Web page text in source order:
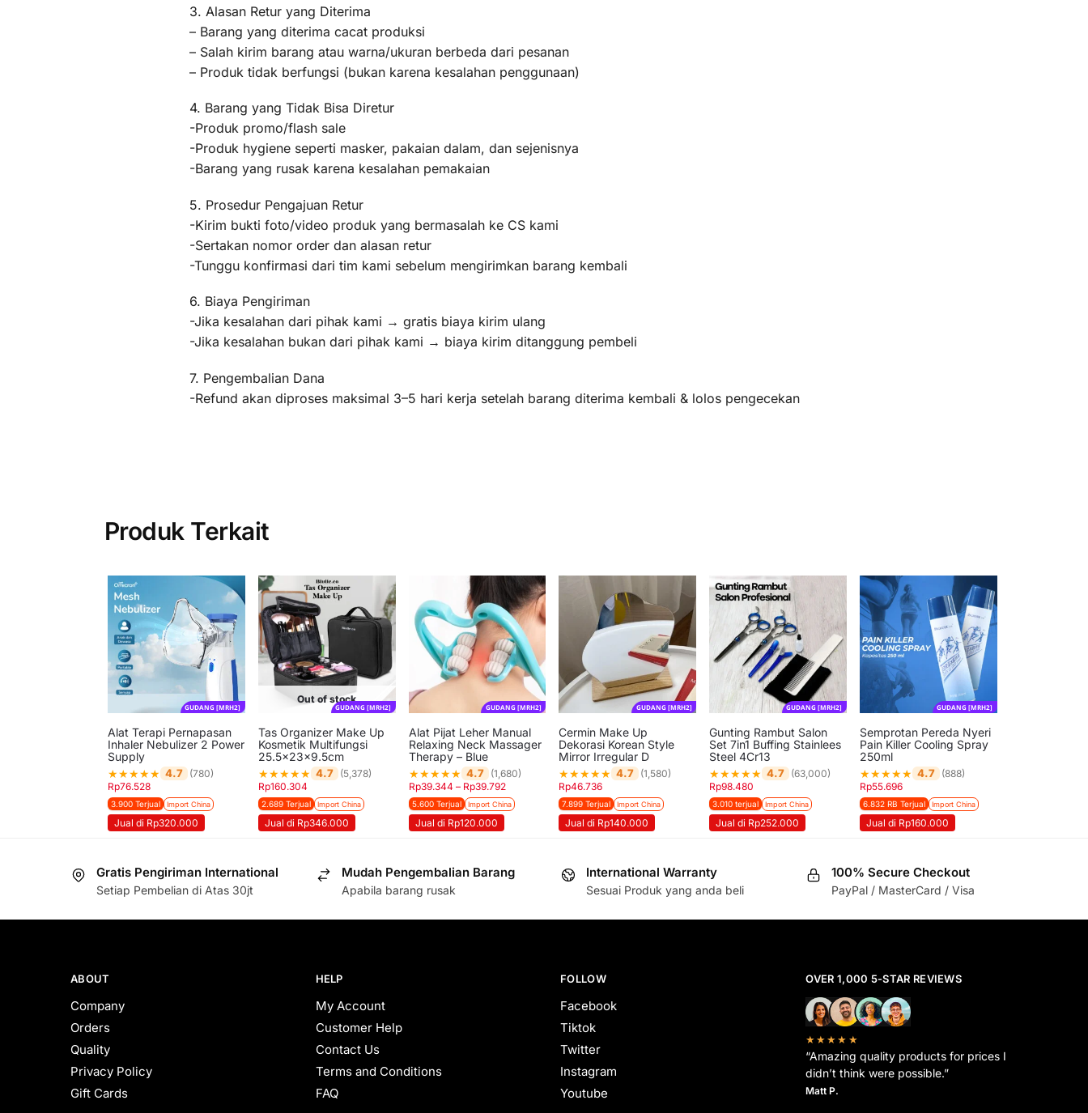
3. Alasan Retur yang Diterima
– Barang yang diterima cacat produksi
– Salah kirim barang atau warna/ukuran berbeda dari pesanan
– Produk tidak berfungsi (bukan karena kesalahan penggunaan)
4. Barang yang Tidak Bisa Diretur
-Produk promo/flash sale
-Produk hygiene seperti masker, pakaian dalam, dan sejenisnya
-Barang yang rusak karena kesalahan pemakaian
5. Prosedur Pengajuan Retur
-Kirim bukti foto/video produk yang bermasalah ke CS kami
-Sertakan nomor order dan alasan retur
-Tunggu konfirmasi dari tim kami sebelum mengirimkan barang kembali
6. Biaya Pengiriman
-Jika kesalahan dari pihak kami → gratis biaya kirim ulang
-Jika kesalahan bukan dari pihak kami → biaya kirim ditanggung pembeli
7. Pengembalian Dana
-Refund akan diproses maksimal 3–5 hari kerja setelah barang diterima kembali & lolos pengecekan
Produk Terkait
GUDANG [MRH2]
Alat Terapi Pernapasan
Inhaler Nebulizer 2 Power
Supply
★★★★★ 4.7
(780)
Rp76.528
3.900 Terjual Import China
Jual di Rp320.000
Out of stock
GUDANG [MRH2]
Tas Organizer Make Up
Kosmetik Multifungsi
25.5x23x9.5cm
★★★★★ 4.7
(5,378)
Rp160.304
2.689 Terjual Import China
Jual di Rp346.000
GUDANG [MRH2]
Alat Pijat Leher Manual
Relaxing Neck Massager
Therapy – Blue
★★★★★ 4.7
(1,680)
Rp39.344 – Rp39.792
5.600 Terjual Import China
Jual di Rp120.000
GUDANG [MRH2]
Cermin Make Up
Dekorasi Korean Style
Mirror Irregular D
★★★★★ 4.7 (1,580)
Rp46.736
7.899 Terjual Import China
Jual di Rp140.000
GUDANG [MRH2]
Gunting Rambut Salon
Set 7in1 Buffing Stainlees
Steel 4Cr13
★★★★★ 4.7 (63,000)
Rp98.480
3.010 terjual Import China
Jual di Rp252.000
GUDANG [MRH2]
Semprotan Pereda Nyeri
Pain Killer Cooling Spray
250ml
★★★★★ 4.7
(888)
Rp55.696
6.832 RB Terjual Import China
Jual di Rp160.000
Gratis Pengiriman International
Setiap Pembelian di Atas 30jt
Mudah Pengembalian Barang
Apabila barang rusak
International Warranty
Sesuai Produk yang anda beli
100% Secure Checkout
PayPal / MasterCard / Visa
ABOUT
Company
Orders
Quality
Privacy Policy
Gift Cards
HELP
My Account
Customer Help
Contact Us
Terms and Conditions
FAQ
FOLLOW
Facebook
Tiktok
Twitter
Instagram
Youtube
OVER 1,000 5-STAR REVIEWS
★★★★★
“Amazing quality products for prices I
didn’t think were possible.”
Matt P.